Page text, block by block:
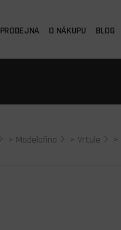
PRODEJNA O NÁKUPU BLOG
> Modelařina > Vrtule >